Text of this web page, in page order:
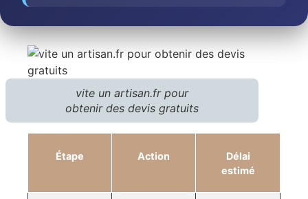
vite un artisan.fr pour
obtenir des devis gratuits
Étape Action
Délai
estimé